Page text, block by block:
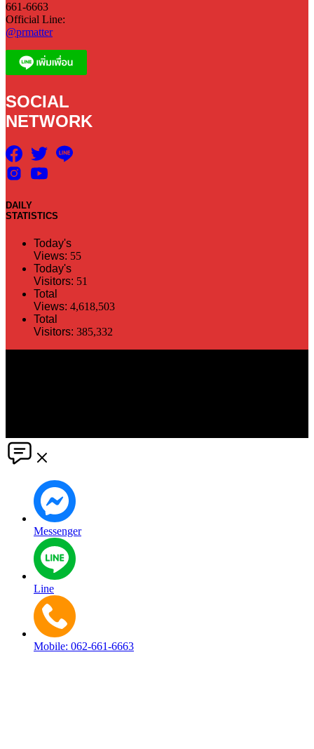
661-6663
Official Line:
@prmatter
SOCIAL
NETWORK
DAILY
STATISTICS
Today's
Views: 55
Today's
Visitors: 51
Total
Views: 4,618,503
Total
Visitors: 385,332
Messenger
Line
Mobile: 062-661-6663